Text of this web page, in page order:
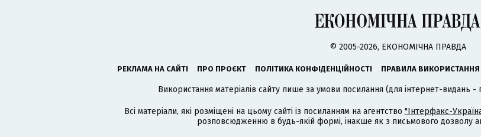
© 2005-2026, ЕКОНОМІЧНА ПРАВДА
РЕКЛАМА НА САЙТІ ПРО ПРОЄКТ ПОЛІТИКА КОНФІДЕНЦІЙНОСТІ ПРАВИЛА ВИКОРИСТАННЯ
Використання матеріалів сайту лише за умови посилання (для інтернет-видань -
Всі матеріали, які розміщені на цьому сайті із посиланням на агентство "Інтерфакс-
розповсюдженню в будь-якій формі, інакше як з письмового дозволу